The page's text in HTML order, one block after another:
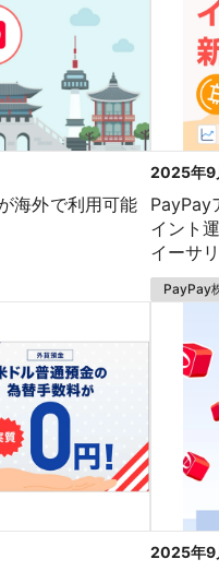
海外で利用可能
2025年9
PayPay
イント
イーサ
PayPay
2025年9